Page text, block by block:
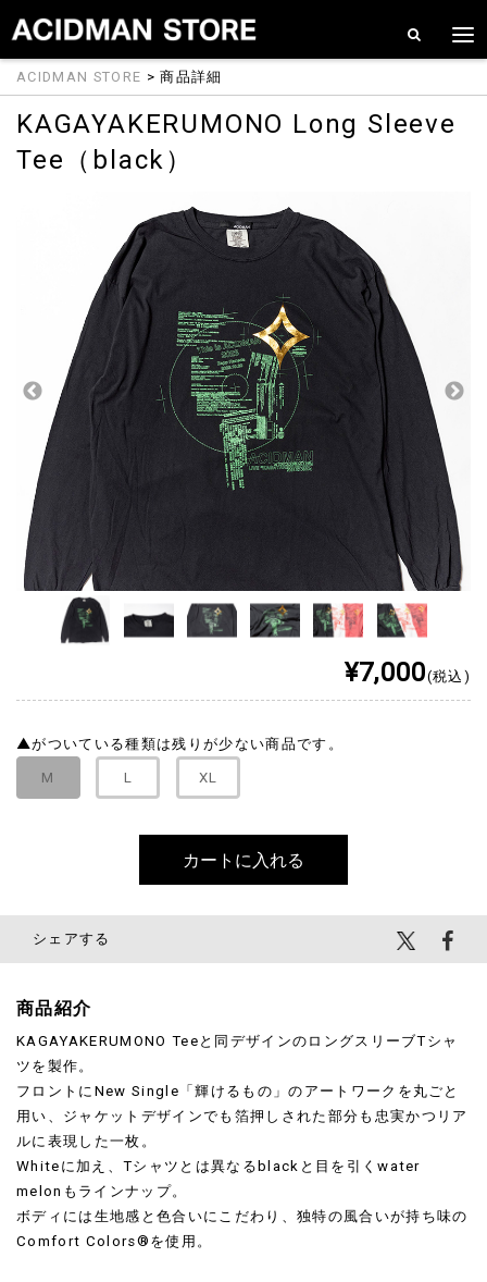
ACIDMAN STORE > 商品詳細
KAGAYAKERUMONO Long Sleeve
Tee（black）
¥7,000(税込)
▲がついている種類は残りが少ない商品です。
M L XL
シェアする
商品紹介
KAGAYAKERUMONO Teeと同デザインのロングスリーブTシャ
ツを製作。
フロントにNew Single「輝けるもの」のアートワークを丸ごと
用い、ジャケットデザインでも箔押しされた部分も忠実かつリア
ルに表現した一枚。
Whiteに加え、Tシャツとは異なるblackと目を引くwater
melonもラインナップ。
ボディには生地感と色合いにこだわり、独特の風合いが持ち味の
Comfort Colors®を使用。